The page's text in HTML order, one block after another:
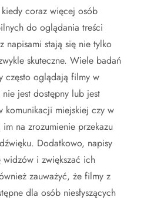
coraz więcej osób
do oglądania treści
napisami stają się nie tylko
skuteczne. Wiele badań
często oglądają filmy w
jest dostępny lub jest
komunikacji miejskiej czy w
na zrozumienie przekazu
Dodatkowo, napisy
i zwiększać ich
zauważyć, że filmy z
dla osób niesłyszących